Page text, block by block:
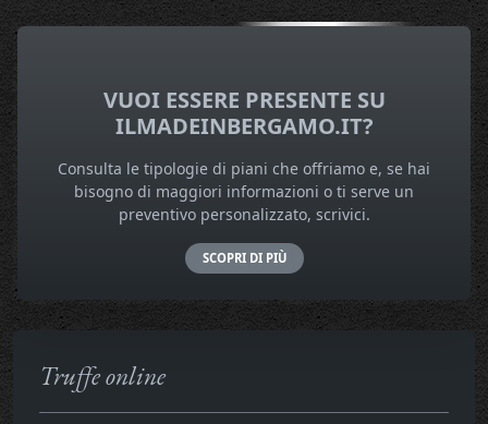
VUOI ESSERE PRESENTE SU
ILMADEINBERGAMO.IT?
Consulta le tipologie di piani che offriamo e, se hai
bisogno di maggiori informazioni o ti serve un
preventivo personalizzato, scrivici.
SCOPRI DI PIÙ
Truffe online